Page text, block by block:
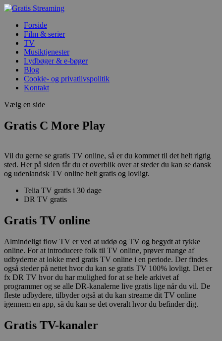
Forside
Film & serier
TV
Musiktjenester
Lydbøger & e-bøger
Blog
Cookie- og privatlivspolitik
Kontakt
Vælg en side
Gratis C More Play
Vil du gerne se gratis TV online, så er du kommet til det helt rigtig
sted. Her på siden får du et overblik over at steder du kan se dansk
og udenlandsk TV online helt gratis og lovligt.
Telia TV gratis i 30 dage
DR TV gratis
Gratis TV online
Almindeligt flow TV er ved at uddø og TV og begydt at rykke
online. For at introducere folk til TV online, prøver mange af
udbyderne at lokke med gratis TV online i en periode. Der findes
også steder på nettet hvor du kan se gratis TV 100% lovligt. Det er
fx DR TV hvor du har mulighed for at se hele arkivet af
programmer og se alle DR-kanalerne live gratis lige når du vil. De
fleste udbydere, tilbyder også at du kan streame dit TV online
igennem en app, så du kan se det overalt hvor du befinder dig.
Gratis TV-kanaler